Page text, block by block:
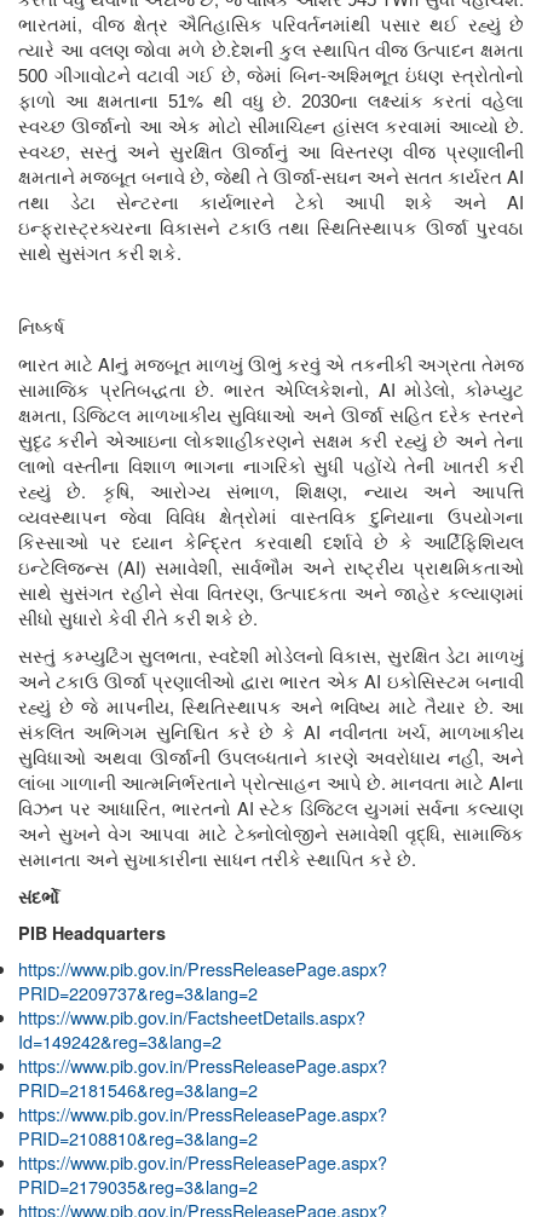
ભારતમાં, વીજ ક્ષેત્ર ઐતિહાસિક પરિવર્તનમાંથી પસાર થઈ રહ્યું છે
ત્યારે આ વલણ જોવા મળે છે.દેશની કુલ સ્થાપિત વીજ ઉત્પાદન ક્ષમતા
500 ગીગાવોટને વટાવી ગઈ છે,જેમાં બિન-અશ્મિભૂત ઇંધણ સ્ત્રોતોનો
ફાળો આ ક્ષમતાના 51% થી વધુ છે.
2030ના લક્ષ્યાંક કરતાં વહેલા
સ્વચ્છ ઊર્જાનો આ એક મોટો સીમાચિહ્ન હાંસલ કરવામાં આવ્યો છે.
સ્વચ્છ, સસ્તું અને સુરક્ષિત ઊર્જાનું આ વિસ્તરણ વીજ પ્રણાલીની
ક્ષમતાને મજબૂત બનાવે છે,જેથી તે ઊર્જા-સઘન અને સતત કાર્યરતAI
તથા ડેટા સેન્ટરના કાર્યભારને ટેકો આપી શકે અને AI
ઇન્ફ્રાસ્ટ્રક્ચરના વિકાસને ટકાઉ તથા સ્થિતિસ્થાપક ઊર્જા પુરવઠા
સાથે સુસંગત કરી શકે.
નિષ્કર્ષ
ભારત માટેAIનું મજબૂત માળખું ઊભું કરવું એ તકનીકી અગ્રતા તેમજ
સામાજિક પ્રતિબદ્ધતા છે.ભારત એપ્લિકેશનો, AI મોડેલો,કોમ્પ્યુટ
ક્ષમતા, ડિજિટલ માળખાકીય સુવિધાઓ અને ઊર્જા સહિત દરેક સ્તરને
સુદૃઢ કરીને એઆઇના લોકશાહીકરણને સક્ષમ કરી રહ્યું છે અને તેના
લાભો વસ્તીના વિશાળ ભાગના નાગરિકો સુધી પહોંચે તેની ખાતરી કરી
રહ્યું છે. કૃષિ, આરોગ્ય સંભાળ, શિક્ષણ,
ન્યાય અને આપત્તિ
વ્યવસ્થાપન જેવા વિવિધ ક્ષેત્રોમાં વાસ્તવિક દુનિયાના ઉપયોગના
કિસ્સાઓ પર ધ્યાન કેન્દ્રિત કરવાથી દર્શાવે છે કે આર્ટિફિશિયલ
ઇન્ટેલિજન્સ (AI) સમાવેશી, સાર્વભૌમ અને રાષ્ટ્રીય પ્રાથમિકતાઓ
સાથે સુસંગત રહીને સેવા વિતરણ,ઉત્પાદકતા અને જાહેર કલ્યાણમાં
સીધો સુધારો કેવી રીતે કરી શકે છે.
સસ્તું કમ્પ્યુટિંગ સુલભતા, સ્વદેશી મોડેલનો વિકાસ, સુરક્ષિત ડેટા માળખું
અને ટકાઉ ઊર્જા પ્રણાલીઓ દ્વારા ભારત એકAI ઇકોસિસ્ટમ બનાવી
રહ્યું છે જે માપનીય, સ્થિતિસ્થાપક અને ભવિષ્ય માટે તૈયાર છે. આ
સંકલિત અભિગમ સુનિશ્ચિત કરે છે કે AI નવીનતા ખર્ચ, માળખાકીય
સુવિધાઓ અથવા ઊર્જાની ઉપલબ્ધતાને કારણે અવરોધાય નહીં, અને
લાંબા ગાળાની આત્મનિર્ભરતાને પ્રોત્સાહન આપે છે. માનવતા માટે AIના
વિઝન પર આધારિત, ભારતનો AI સ્ટેક ડિજિટલ યુગમાં સર્વના કલ્યાણ
અને સુખને વેગ આપવા માટે ટેક્નોલોજીને સમાવેશી વૃદ્ધિ, સામાજિક
સમાનતા અને સુખાકારીના સાધન તરીકે સ્થાપિત કરે છે.
સંદર્ભો
PIB Headquarters
https://www.pib.gov.in/PressReleasePage.aspx?
PRID=2209737&reg=3&lang=2
https://www.pib.gov.in/FactsheetDetails.aspx?
Id=149242&reg=3&lang=2
https://www.pib.gov.in/PressReleasePage.aspx?
PRID=2181546&reg=3&lang=2
https://www.pib.gov.in/PressReleasePage.aspx?
PRID=2108810&reg=3&lang=2
https://www.pib.gov.in/PressReleasePage.aspx?
PRID=2179035&reg=3&lang=2
https://www.pib.gov.in/PressReleasePage.aspx?